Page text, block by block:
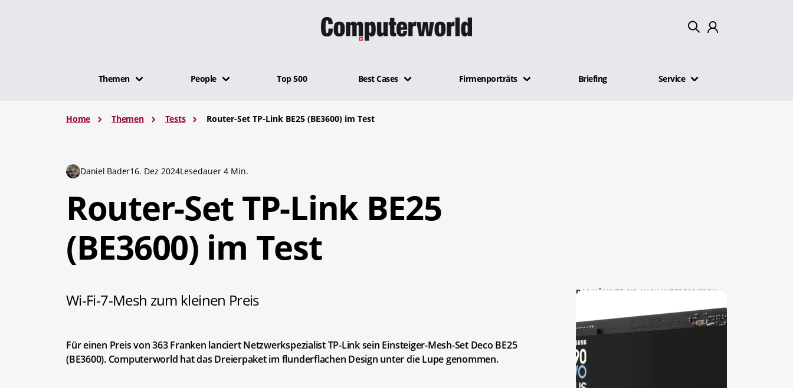
Themen People Top 500 Best Cases Firmenporträts Briefing Service
Home Themen Tests Router-Set TP-Link BE25 (BE3600) im Test
Daniel Bader16. Dez 2024Lesedauer 4 Min.
Router-Set TP-Link BE25
(BE3600) im Test
Wi-Fi-7-Mesh zum kleinen Preis
Für einen Preis von 363 Franken lanciert Netzwerkspezialist TP-Link sein Einsteiger-Mesh-Set Deco BE25
(BE3600). Computerworld hat das Dreierpaket im flunderflachen Design unter die Lupe genommen.
DAS KÖNNTE SIE AUCH INTERESSIEREN: